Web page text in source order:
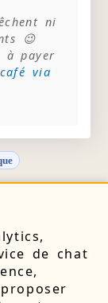
de chat
ni
😉
à payer
via